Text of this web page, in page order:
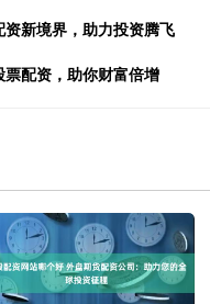
新境界，助力投资腾飞
配资，助你财富倍增